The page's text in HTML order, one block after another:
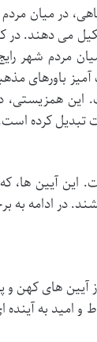
در میان
می دهند. در
باورهای
این
تبدیل کرده
آیین ها، که
در ادامه به
های کهن و
امید به آینده